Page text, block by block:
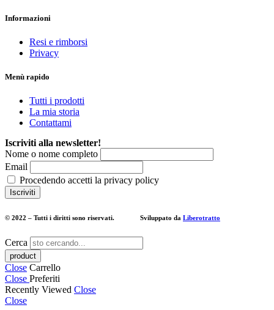
Informazioni
Resi e rimborsi
Privacy
Menù rapido
Tutti i prodotti
La mia storia
Contattami
Iscriviti alla newsletter!
Nome o nome completo
Email
Procedendo accetti la privacy policy
© 2022 – Tutti i diritti sono riservati. Sviluppato da Liberotratto
Cerca
Close Carrello
Close Preferiti
Recently Viewed Close
Close